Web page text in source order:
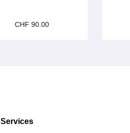
CHF 90.00
Services